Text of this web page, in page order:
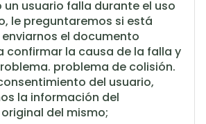
un usuario falla durante el uso
le preguntaremos si está
el documento
confirmar la causa de la falla y
problema de colisión.
del usuario,
la información del
del mismo;